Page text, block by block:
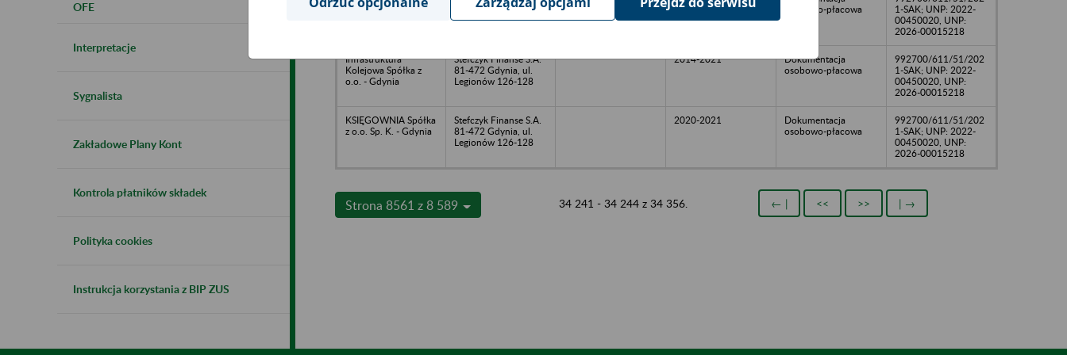
OFE
Interpretacje
Sygnalista
Zakładowe Plany Kont
Kontrola płatników składek
Polityka cookies
Instrukcja korzystania z BIP ZUS
Spółdzielczej - Gdynia
81-472 Gdynia, ul.
Legionów 126-128
osobowo-płacowa
1-SAK; UNP: 2022-
00450020, UNP:
2026-00015218
Infrastruktura
Kolejowa Spółka z
o.o. - Gdynia
Stefczyk Finanse S.A.
81-472 Gdynia, ul.
Legionów 126-128
2014-2021
Dokumentacja
osobowo-płacowa
992700/611/51/202
1-SAK; UNP: 2022-
00450020, UNP:
2026-00015218
KSIĘGOWNIA Spółka
z o.o. Sp. K. - Gdynia
Stefczyk Finanse S.A.
81-472 Gdynia, ul.
Legionów 126-128
2020-2021
Dokumentacja
osobowo-płacowa
992700/611/51/202
1-SAK; UNP: 2022-
00450020, UNP:
2026-00015218
Strona 8561 z 8 589 34 241 - 34 244 z 34 356. ← | << >> | →